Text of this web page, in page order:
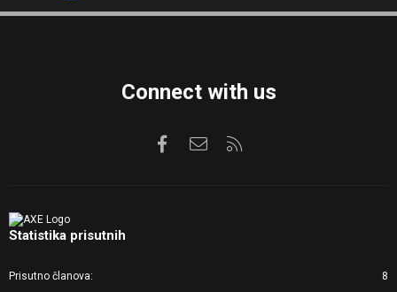
S
Connect with us
FacebookKontaktirajte nas
Statistika prisutnih
Prisutno članova 8